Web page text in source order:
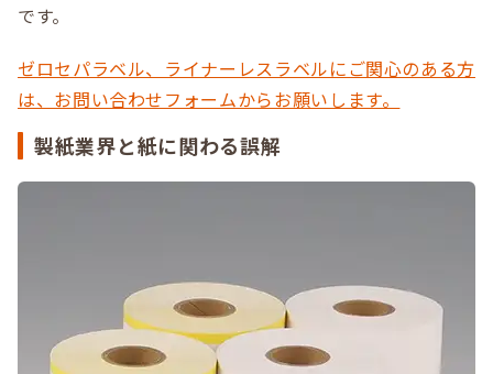
です。
ゼロセパラベル、ライナーレスラベルにご関心のある方
は、お問い合わせフォームからお願いします。
製紙業界と紙に関わる誤解